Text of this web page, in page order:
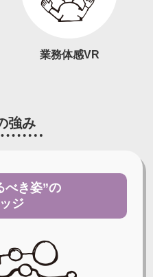
業務体感VR
強み
べき姿”の
ジ